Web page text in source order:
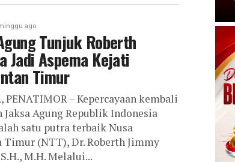
ago
Tunjuk Roberth
Jadi Aspema Kejati
Timur
PENATIMOR – Kepercayaan kembali
Agung Republik Indonesia
satu putra terbaik Nusa
Timur (NTT), Dr. Roberth Jimmy
M.H. Melalui...